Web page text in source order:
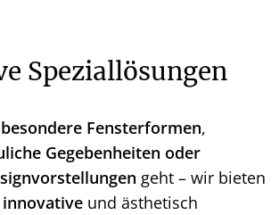
Speziallösungen
besondere Fensterformen,
Gegebenheiten oder
geht – wir bieten
innovative und ästhetisch